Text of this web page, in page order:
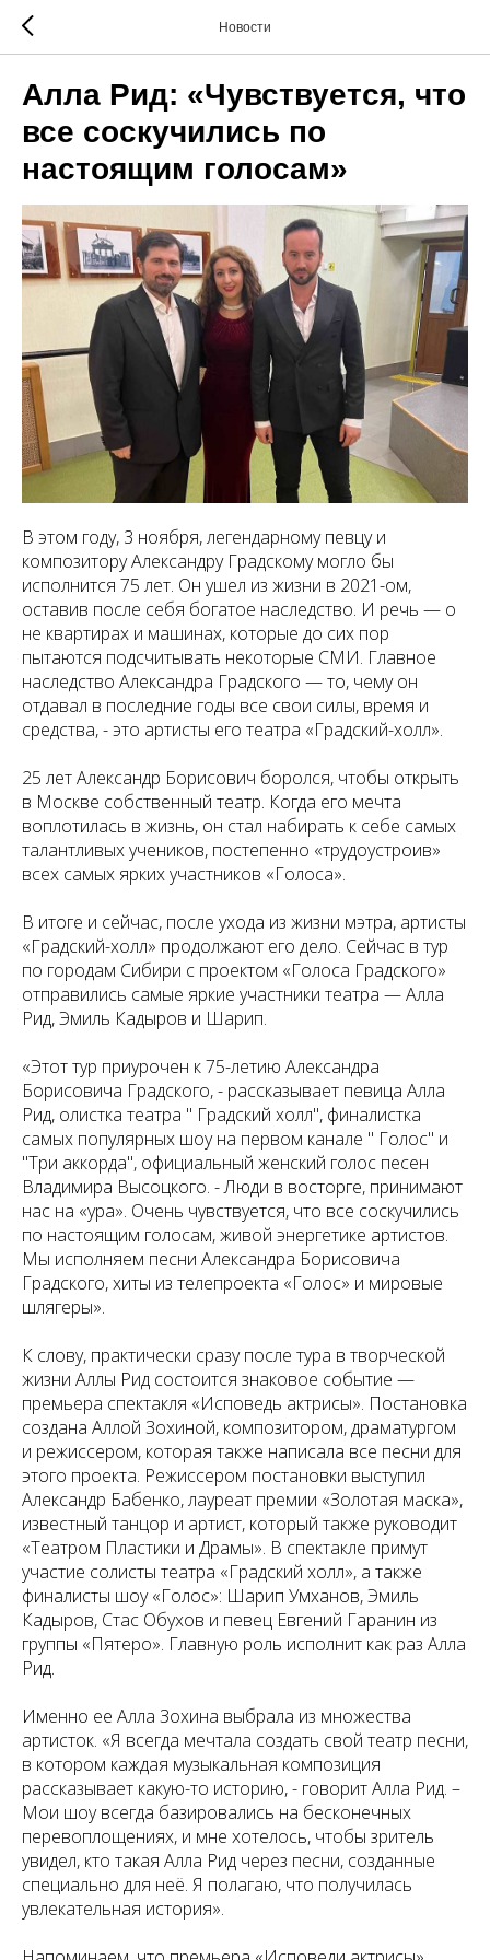
Новости
Алла Рид: «Чувствуется, что
все соскучились по
настоящим голосам»
В этом году, 3 ноября, легендарному певцу и
композитору Александру Градскому могло бы
исполнится 75 лет. Он ушел из жизни в 2021-ом,
оставив после себя богатое наследство. И речь — о
не квартирах и машинах, которые до сих пор
пытаются подсчитывать некоторые СМИ. Главное
наследство Александра Градского — то, чему он
отдавал в последние годы все свои силы, время и
средства, - это артисты его театра «Градский-холл».
25 лет Александр Борисович боролся, чтобы открыть
в Москве собственный театр. Когда его мечта
воплотилась в жизнь, он стал набирать к себе самых
талантливых учеников, постепенно «трудоустроив»
всех самых ярких участников «Голоса».
В итоге и сейчас, после ухода из жизни мэтра, артисты
«Градский-холл» продолжают его дело. Сейчас в тур
по городам Сибири с проектом «Голоса Градского»
отправились самые яркие участники театра — Алла
Рид, Эмиль Кадыров и Шарип.
«Этот тур приурочен к 75-летию Александра
Борисовича Градского, - рассказывает певица Алла
Рид, олистка театра " Градский холл", финалистка
самых популярных шоу на первом канале " Голос" и
"Три аккорда", официальный женский голос песен
Владимира Высоцкого. - Люди в восторге, принимают
нас на «ура». Очень чувствуется, что все соскучились
по настоящим голосам, живой энергетике артистов.
Мы исполняем песни Александра Борисовича
Градского, хиты из телепроекта «Голос» и мировые
шлягеры».
К слову, практически сразу после тура в творческой
жизни Аллы Рид состоится знаковое событие —
премьера спектакля «Исповедь актрисы». Постановка
создана Аллой Зохиной, композитором, драматургом
и режиссером, которая также написала все песни для
этого проекта. Режиссером постановки выступил
Александр Бабенко, лауреат премии «Золотая маска»,
известный танцор и артист, который также руководит
«Театром Пластики и Драмы». В спектакле примут
участие солисты театра «Градский холл», а также
финалисты шоу «Голос»: Шарип Умханов, Эмиль
Кадыров, Стас Обухов и певец Евгений Гаранин из
группы «Пятеро». Главную роль исполнит как раз Алла
Рид.
Именно ее Алла Зохина выбрала из множества
артисток. «Я всегда мечтала создать свой театр песни,
в котором каждая музыкальная композиция
рассказывает какую-то историю, - говорит Алла Рид. –
Мои шоу всегда базировались на бесконечных
перевоплощениях, и мне хотелось, чтобы зритель
увидел, кто такая Алла Рид через песни, созданные
специально для неё. Я полагаю, что получилась
увлекательная история».